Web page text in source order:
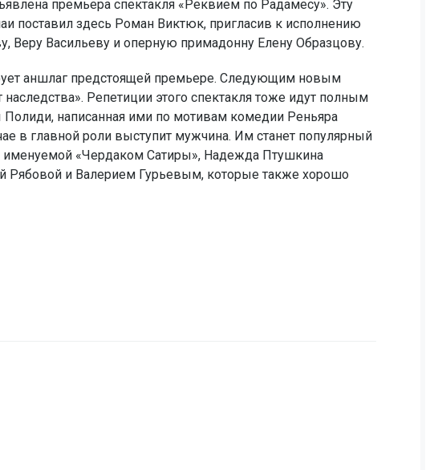
премьера спектакля «Реквием по Радамесу». Эту
поставил здесь Роман Виктюк, пригласив к исполнению
Веру Васильеву и оперную примадонну Елену Образцову.
аншлаг предстоящей премьере. Следующим новым
Репетиции этого спектакля тоже идут полным
написанная ими по мотивам комедии Реньяра
в главной роли выступит мужчина. Им станет популярный
«Чердаком Сатиры», Надежда Птушкина
Рябовой и Валерием Гурьевым, которые также хорошо